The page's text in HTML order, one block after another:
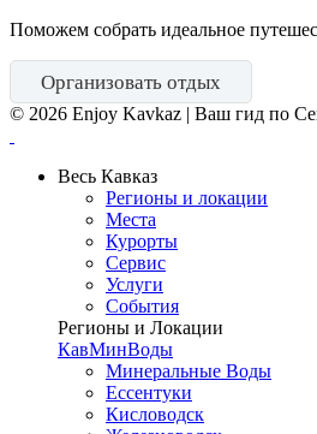
Поможем собрать идеальное
Организовать отдых
© 2026 Enjoy Kavkaz | Ваш гид по
Весь Кавказ
Регионы и локации
Места
Курорты
Сервис
Услуги
События
Регионы и Локации
КавМинВоды
Минеральные Воды
Ессентуки
Кисловодск